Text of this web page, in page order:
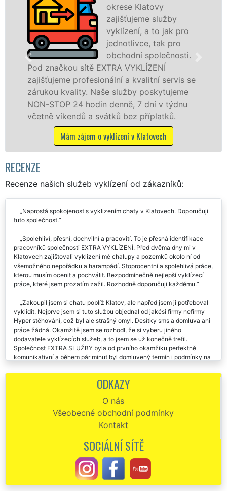
okrese Klatovy
zajišťujeme služby
vyklízení, a to jak pro
jednotlivce, tak pro
obchodní společnosti.
sítě EXTRA VYKLÍZENÍ
profesionální a kvalitní servis se
Naše služby poskytujeme
24 hodin denně, 7 dní v týdnu
a svátků bez příplatků.
Mám zájem o vyklízení v Klatovech
službu jak
osobám
práce, a
RECENZE
Recenze našich služeb vyklízení od zákazníků:
Naprostá spokojenost s vyklizením chaty v Klatovech. Doporučuji
tuto společnost.
Spolehliví, přesní, dochvilní a pracovití. To je přesná identifikace
pracovníků společnosti EXTRA VYKLÍZENÍ. Před dvěma dny mi v
Klatovech zajišťovali vyklizení mé chalupy a pozemků okolo ní od
všemožného nepořádku a harampádí. Stoprocentní a spolehlivá práce,
kterou musím ocenit a pochválit. Bezpodmínečně nejlepší vyklízecí
práce, které jsem prozatím zažil. Rozhodně doporučuji každému.
Zakoupil jsem si chatu poblíž Klatov, ale napřed jsem ji potřeboval
vyklidit. Nejprve jsem si tuto službu objednal od jakési firmy nefirmy
Hyper stěhování, což byl ale strašný omyl. Desítky sms a domluva ani
práce žádná. Okamžitě jsem se rozhodl, že si vyberu jiného
dodavatele vyklízecích služeb, a to jsem se už konečně trefil.
Společnost EXTRA SLUŽBY byla od prvního okamžiku perfektně
komunikativní a během pár minut byl domluvený termín i podmínky na
rozkoukat, a chata byla perfektně vyklizená. Za mě musím
konstatovat, že jsem byl se službami této společnosti absolutně
Vyklízení celé chalupy v Klatovech proběhlo bez sebemenších
problémů. Tuto společnost na vyklízecí práce určitě doporučuji.
V neděli jsem využil služeb této společnosti, když my zajišťovala
vyklizení chaty v Klatovech. Skvělý servis, není co vytknout. Moc jim
fandím a chválím jejich lidský přístup.
Děkuju vám moc za včerejší vyklízení mé chaty v Klatovech. Je
radost s vámi spolupracovat. Určitě vás ještě někdy využiju.
ODKAZY
O nás
Všeobecné obchodní podmínky
Kontakt
SOCIÁLNÍ SÍTĚ